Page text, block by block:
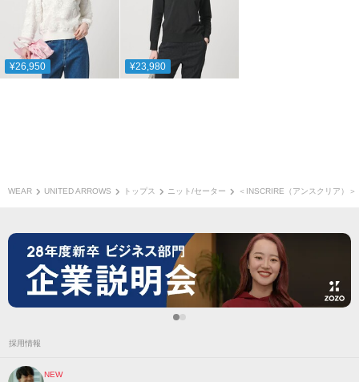
¥26,950 ¥23,980
WEAR UNITED ARROWS トップス ニット/セーター ＜INSCRIRE（アンスクリア）
採用情報
NEW